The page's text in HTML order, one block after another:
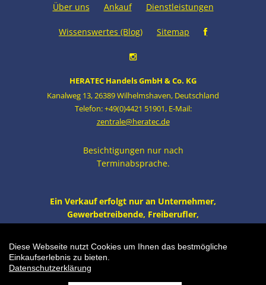
Über uns Ankauf Dienstleistungen
Wissenswertes (Blog) Sitemap
HERATEC Handels GmbH & Co. KG
Kanalweg 13,26389 Wilhelmshaven, Deutschland
Telefon: +49(0)4421 51901, E-Mail:
zentrale@heratec.de
Besichtigungen nur nach
Terminabsprache.
Ein Verkauf erfolgt nur an Unternehmer,
Gewerbetreibende, Freiberufler,
öffentliche Institutionen und nicht an
zzgl. MwSt. und Versand.
Einkaufswagen
Diese Webseite nutzt Cookies um Ihnen das bestmögliche
Einkaufserlebnis zu bieten.
Datenschutzerklärung